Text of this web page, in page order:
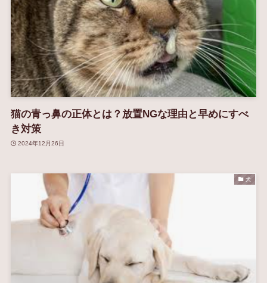
猫の青っ鼻の正体とは？放置NGな理由と早めにすべ
き対策
2024年12月26日
犬